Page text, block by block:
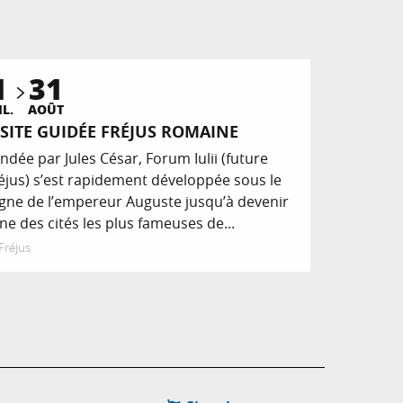
31
AOÛT
GUIDÉE FRÉJUS ROMAINE
par Jules César, Forum Iulii (future
s’est rapidement développée sous le
de l’empereur Auguste jusqu’à devenir
des cités les plus fameuses de...